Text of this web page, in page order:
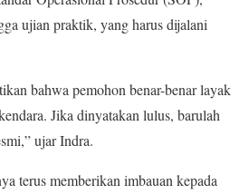
ujian praktik, yang harus dijalani
bahwa pemohon benar-benar layak
Jika dinyatakan lulus, barulah
ujar Indra.
terus memberikan imbauan kepada